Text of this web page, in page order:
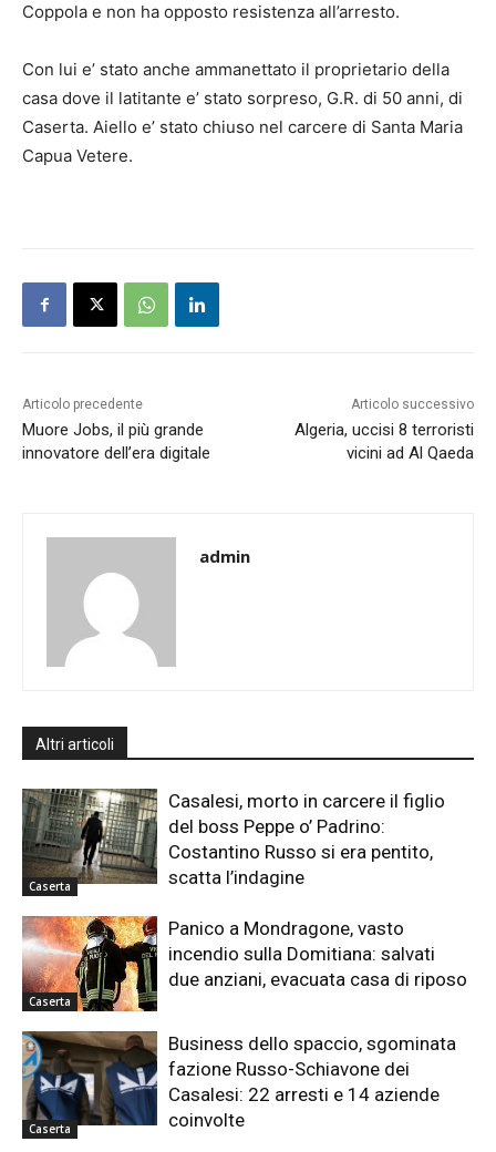
Coppola e non ha opposto resistenza all’arresto.
Con lui e’ stato anche ammanettato il proprietario della
casa dove il latitante e’ stato sorpreso, G.R. di 50 anni, di
Caserta. Aiello e’ stato chiuso nel carcere di Santa Maria
Capua Vetere.
Articolo precedente
Muore Jobs, il più grande
innovatore dell’era digitale
Articolo successivo
Algeria, uccisi 8 terroristi
vicini ad Al Qaeda
admin
Altri articoli
Caserta
Casalesi, morto in carcere il figlio
del boss Peppe o’ Padrino:
Costantino Russo si era pentito,
scatta l’indagine
Caserta
Panico a Mondragone, vasto
incendio sulla Domitiana: salvati
due anziani, evacuata casa di riposo
Caserta
Business dello spaccio, sgominata
fazione Russo-Schiavone dei
Casalesi: 22 arresti e 14 aziende
coinvolte